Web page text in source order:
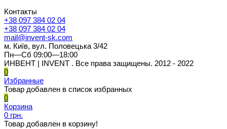
Контакты
+38 097 384 02 04
+38 097 384 02 04
mail@invent-sk.com
м. Київ, вул. Половецька 3/42
Пн—Сб 09:00—18:00
ИНВЕНТ | INVENT . Все права защищены. 2012 - 2022
0
Избранные
Товар добавлен в список избранных
0
Корзина
0 грн.
Товар добавлен в корзину!